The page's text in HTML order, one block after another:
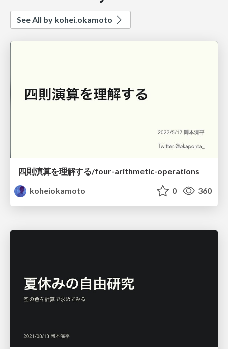
See All by kohei.okamoto
四則演算を理解する/four-arithmetic-operations
koheiokamoto
0 360